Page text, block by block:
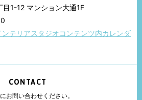
1-12 マンション大通1F
ンテリアスタジオコンテンツ内カレンダ
CONTACT
お問い合わせください。